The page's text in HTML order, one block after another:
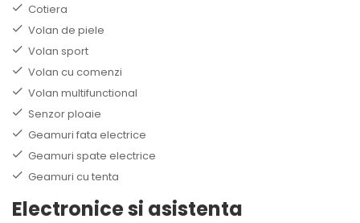
Cotiera
Volan de piele
Volan sport
Volan cu comenzi
Volan multifunctional
Senzor ploaie
Geamuri fata electrice
Geamuri spate electrice
Geamuri cu tenta
Electronice si asistenta